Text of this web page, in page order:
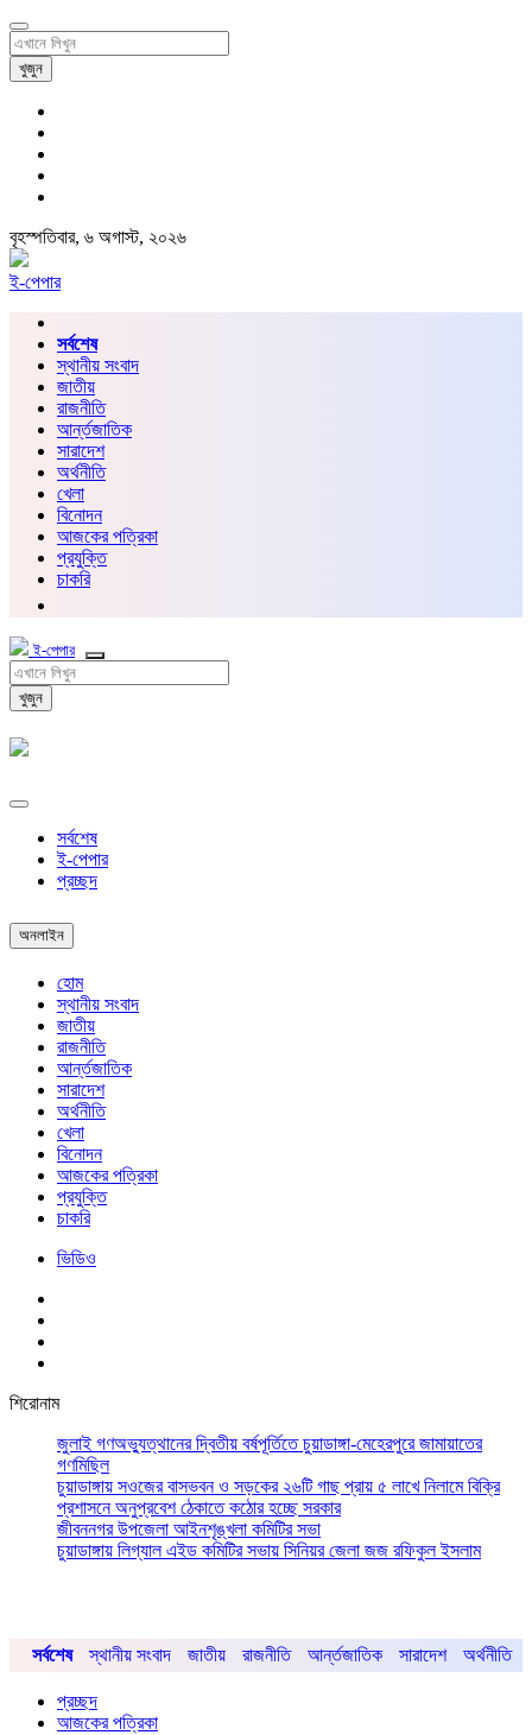
খুজুন
বৃহস্পতিবার, ৬ অগাস্ট, ২০২৬
ই-পেপার
সর্বশেষ
স্থানীয় সংবাদ
জাতীয়
রাজনীতি
আর্ন্তজাতিক
সারাদেশ
অর্থনীতি
খেলা
বিনোদন
আজকের পত্রিকা
প্রযুক্তি
চাকরি
ই-পেপার
খুজুন
সর্বশেষ
ই-পেপার
প্রচ্ছদ
অনলাইন
হোম
স্থানীয় সংবাদ
জাতীয়
রাজনীতি
আর্ন্তজাতিক
সারাদেশ
অর্থনীতি
খেলা
বিনোদন
আজকের পত্রিকা
প্রযুক্তি
চাকরি
ভিডিও
শিরোনাম
জুলাই গণঅভ্যুত্থানের দ্বিতীয় বর্ষপূর্তিতে চুয়াডাঙ্গা-মেহেরপুরে জামায়াতের
গণমিছিল
চুয়াডাঙ্গায় সওজের বাসভবন ও সড়কের ২৬টি গাছ প্রায় ৫ লাখে নিলামে বিক্রি
প্রশাসনে অনুপ্রবেশ ঠেকাতে কঠোর হচ্ছে সরকার
জীবননগর উপজেলা আইনশৃঙ্খলা কমিটির সভা
চুয়াডাঙ্গায় লিগ্যাল এইড কমিটির সভায় সিনিয়র জেলা জজ রফিকুল ইসলাম
সর্বশেষ স্থানীয় সংবাদ জাতীয় রাজনীতি আর্ন্তজাতিক সারাদেশ অর্থনীতি
প্রচ্ছদ
আজকের পত্রিকা